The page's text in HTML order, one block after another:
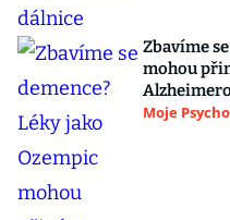
Zbavíme
mohou
Moje